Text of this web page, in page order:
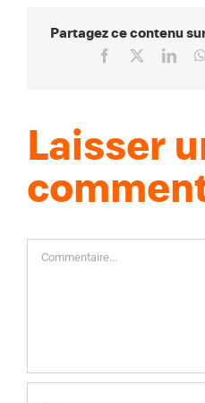
Partagez ce contenu
Facebook
Laisser
Commentaire